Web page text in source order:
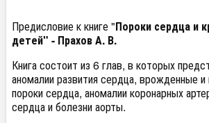
Предисловие к книге "Пороки сердца и
детей" - Прахов А. В.
Книга состоит из 6 глав, в которых
аномалии развития сердца, врожденные
пороки сердца, аномалии коронарных
сердца и болезни аорты.